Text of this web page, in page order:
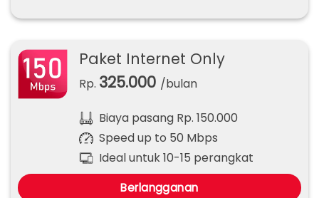
Paket Internet Only
Rp. 325.000 /bulan
Biaya pasang Rp. 150.000
Speed up to 50 Mbps
Ideal untuk 10-15 perangkat
Berlangganan